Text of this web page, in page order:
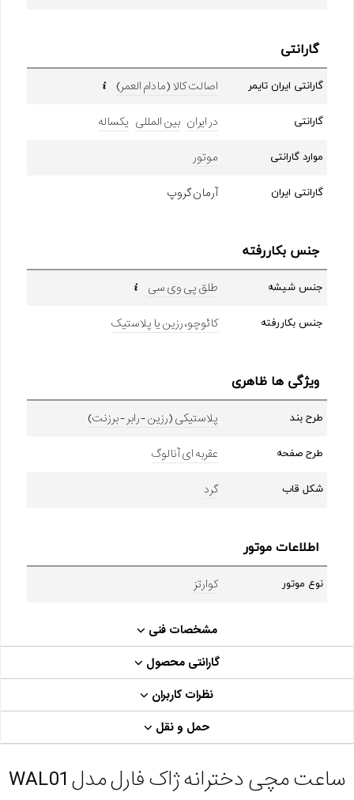
گارانتی
گارانتی ایران تایمر اصالت کالا (مادام العمر)
گارانتی در ایران بین المللی یکساله
موارد گارانتی موتور
گارانتی ایران آرمان گروپ
جنس بکاررفته
جنس شیشه طلق پی وی سی
جنس بکاررفته کائوچو، رزین یا پلاستیک
ویژگی ها ظاهری
طرح بند پلاستیکی (رزین - رابر - برزنت)
طرح صفحه عقربه ای آنالوگ
شکل قاب گرد
اطلاعات موتور
نوع موتور کوارتز
مشخصات فنی
گارانتی محصول
نظرات کاربران
حمل و نقل
ساعت مچی دخترانه ژاک فارل مدل WAL01